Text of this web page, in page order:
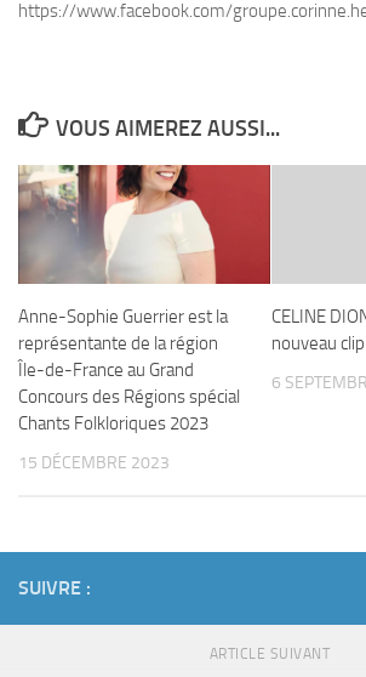
https://www.facebook.com/
VOUS AIMEREZ AUSSI...
Anne-Sophie Guerrier est la
représentante de la région
Île-de-France au Grand
Concours des Régions spécial
Chants Folkloriques 2023
15 DÉCEMBRE 2023
CELINE
nouveau clip
6
SUIVRE :
ARTICLE SUIVANT